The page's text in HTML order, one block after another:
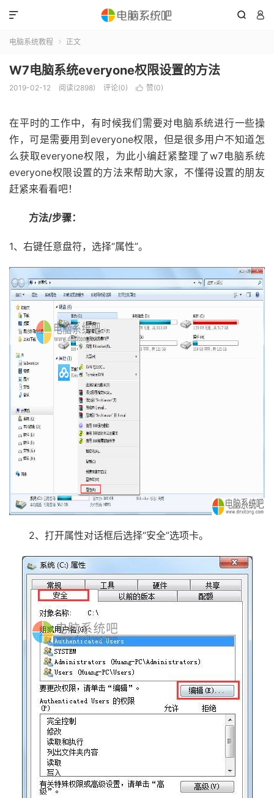
 

电脑系统教程  正文
W7电脑系统everyone权限设置的方法
2019-02-12 阅读(2898) 评论(0)  赞(0)
在平时的工作中，有时候我们需要对电脑系统进行一些操
作，可是需要用到everyone权限，但是很多用户不知道怎
么获取everyone权限，为此小编赶紧整理了w7电脑系统
everyone权限设置的方法来帮助大家，不懂得设置的朋友
赶紧来看看吧！
方法/步骤：
1、右键任意盘符，选择“属性”。
2、打开属性对话框后选择“安全”选项卡。